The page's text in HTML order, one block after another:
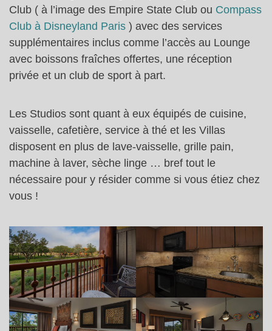
Club ( à l’image des Empire State Club ou Compass
Club à Disneyland Paris ) avec des services
supplémentaires inclus comme l’accès au Lounge
avec boissons fraîches offertes, une réception
privée et un club de sport à part.
Les Studios sont quant à eux équipés de cuisine,
vaisselle, cafetière, service à thé et les Villas
disposent en plus de lave-vaisselle, grille pain,
machine à laver, sèche linge … bref tout le
nécessaire pour y résider comme si vous étiez chez
vous !